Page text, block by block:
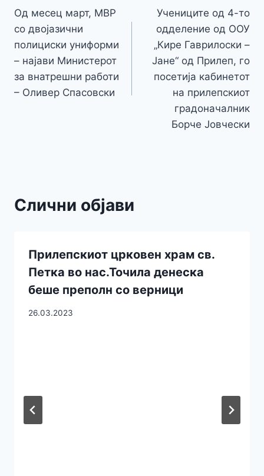
o
k
g
e
n
на
напис
Од месец март, МВР
со двојазични
полициски униформи
– најави Министерот
за внатрешни работи
– Оливер Спасовски
Учениците од 4-то
одделение од ООУ
„Кире Гаврилоски –
Јане“ од Прилеп, го
посетија кабинетот
на прилепскиот
градоначалник
Борче Јовчески
Слични објави
Прилепскиот црковен храм св.
Петка во нас.Точила денеска
беше преполн со верници
26.03.2023